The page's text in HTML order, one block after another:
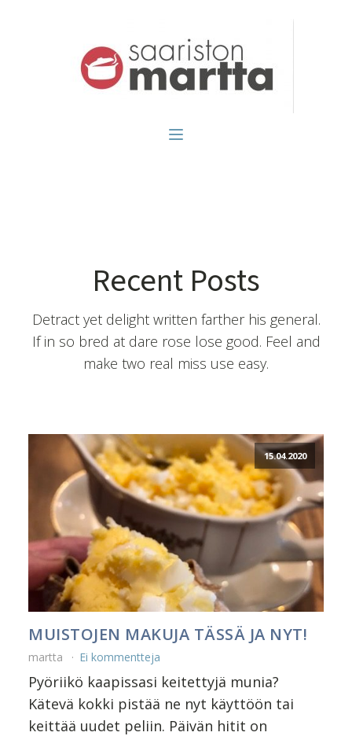
Recent Posts
Detract yet delight written farther his general.
If in so bred at dare rose lose good. Feel and
make two real miss use easy.
15.04.2020
MUISTOJEN MAKUJA TÄSSÄ JA NYT!
martta Ei kommentteja
Pyöriikö kaapissasi keitettyjä munia?
Kätevä kokki pistää ne nyt käyttöön tai
keittää uudet peliin. Päivän hitit on